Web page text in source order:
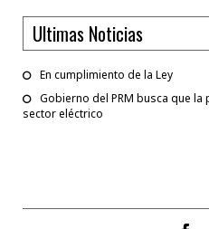
Ultimas Noticias
En cumplimiento de la Ley
Gobierno del PRM busca que
sector eléctrico